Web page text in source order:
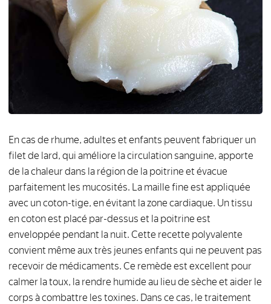
En cas de rhume, adultes et enfants peuvent fabriquer un
filet de lard, qui améliore la circulation sanguine, apporte
de la chaleur dans la région de la poitrine et évacue
parfaitement les mucosités. La maille fine est appliquée
avec un coton-tige, en évitant la zone cardiaque. Un tissu
en coton est placé par-dessus et la poitrine est
enveloppée pendant la nuit. Cette recette polyvalente
convient même aux très jeunes enfants qui ne peuvent pas
recevoir de médicaments. Ce remède est excellent pour
calmer la toux, la rendre humide au lieu de sèche et aider le
corps à combattre les toxines. Dans ce cas, le traitement